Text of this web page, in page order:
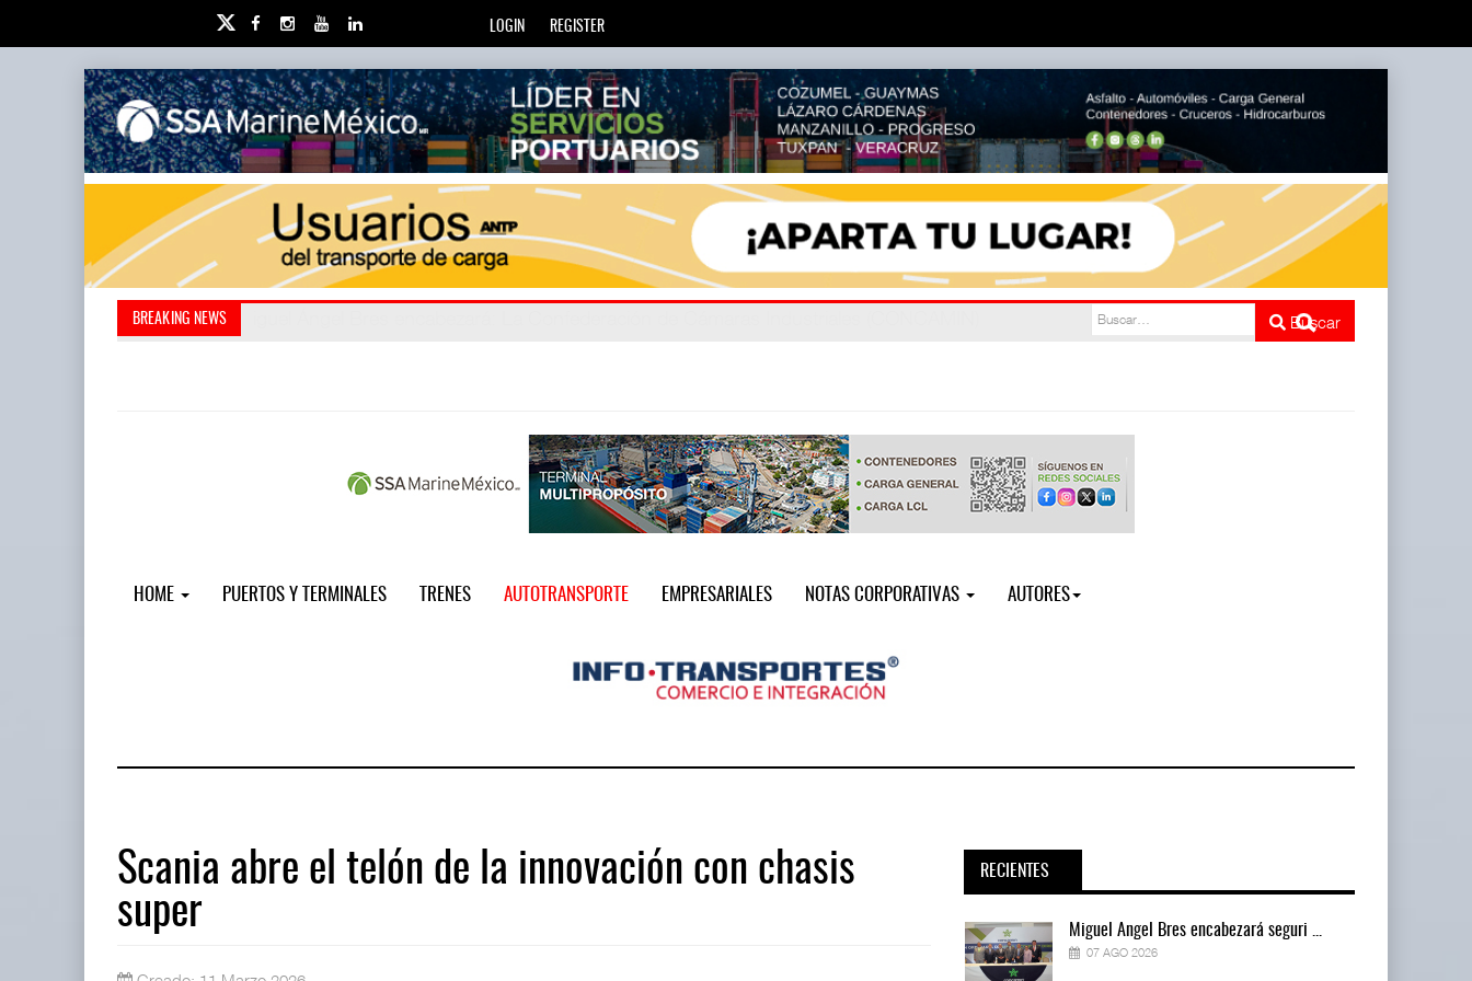
LOGIN REGISTER
BREAKING NEWS Buscar
HOME PUERTOS Y TERMINALES TRENES AUTOTRANSPORTE EMPRESARIALES NOTAS CORPORATIVAS AUTORES
Scania abre el telón de la innovación con chasis
super
RECIENTES
Miguel Ángel Bres encabezará seguri ...
07 AGO 2026